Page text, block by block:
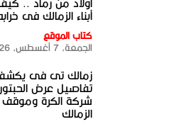
أولاد من رماد ..
أبناء الزمالك فى
كتاب الموقع
الجمعة، 7 أغسطس، 2026
زمالك تى فى
تفاصيل عرض
شركة الكرة وموقف
الزمالك